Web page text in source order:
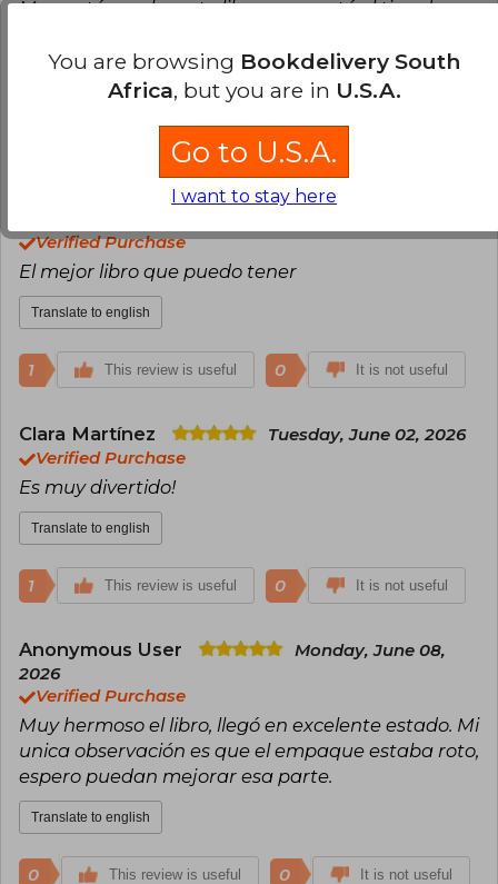
Me gustó mucho este libro, me gustó el tipo de
This review is useful 0
Anonymous User
Tuesday, June 02,
Verified Purchase
El mejor libro que puedo tener
Translate to english
1 This review is useful 0 It is not useful
Clara Martínez
Tuesday, June 02, 2026
Verified Purchase
Es muy divertido!
Translate to english
1 This review is useful 0 It is not useful
Anonymous User
Monday, June 08,
2026
Verified Purchase
Muy hermoso el libro, llegó en excelente estado. Mi
unica observación es que el empaque estaba roto,
espero puedan mejorar esa parte.
Translate to english
0 This review is useful 0 It is not useful
You are browsing Bookdelivery South
Africa, but you are in U.S.A.
Go to U.S.A.
I want to stay here